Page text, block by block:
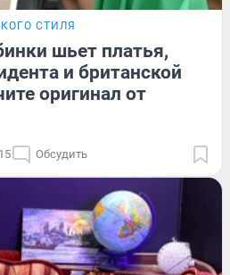
СТИЛЯ
шьет платья,
и британской
оригинал от
Обсудить